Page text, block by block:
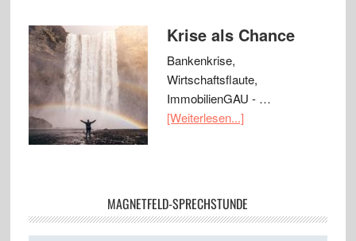
Krise als Chance
Bankenkrise,
Wirtschaftsflaute,
ImmobilienGAU - …
[Weiterlesen...]
MAGNETFELD-SPRECHSTUNDE